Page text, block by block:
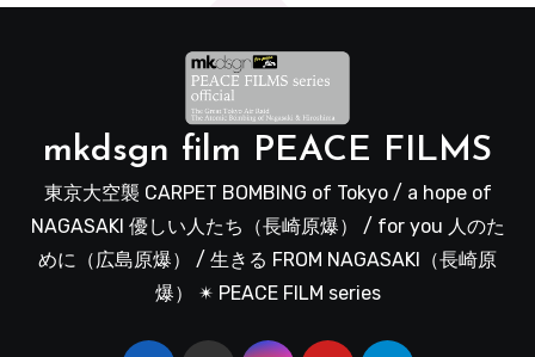
mkdsgn film PEACE FILMS
東京大空襲 CARPET BOMBING of Tokyo / a hope of
NAGASAKI 優しい人たち（長崎原爆） / for you 人のた
めに（広島原爆） / 生きる FROM NAGASAKI（長崎原
爆） ✴︎ PEACE FILM series